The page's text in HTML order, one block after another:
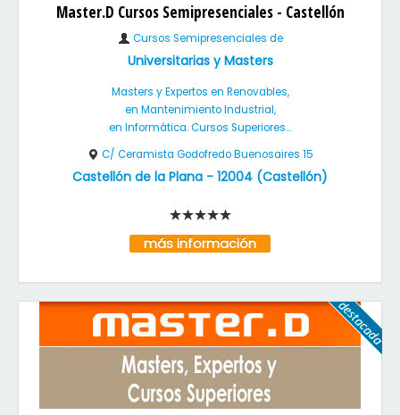
Master.D Cursos Semipresenciales - Castellón
Cursos Semipresenciales de
Universitarias y Masters
Masters y Expertos en Renovables,
en Mantenimiento Industrial,
en Informática. Cursos Superiores...
C/ Ceramista Godofredo Buenosaires 15
Castellón de la Plana - 12004 (Castellón)
más información